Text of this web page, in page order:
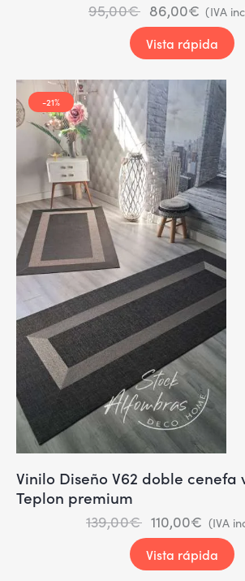
95,00€ 86,00€ (IVA
Vista rápida
-21%
Vinilo Diseño V62 doble cenefa
Teplon premium
139,00€ 110,00€ (IVA
Vista rápida